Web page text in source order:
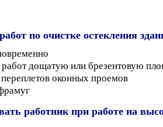
по очистке остекления
дощатую или брезентовую
оконных проемов
работник при работе на